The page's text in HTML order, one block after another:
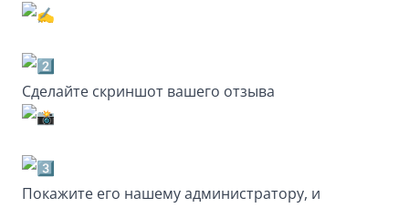
Сделайте скриншот вашего отзыва
Покажите его нашему администратору, и